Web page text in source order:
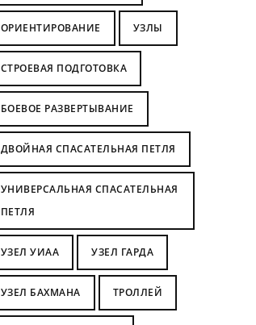
ОРИЕНТИРОВАНИЕ УЗЛЫ
СТРОЕВАЯ ПОДГОТОВКА
БОЕВОЕ РАЗВЕРТЫВАНИЕ
ДВОЙНАЯ СПАСАТЕЛЬНАЯ ПЕТЛЯ
УНИВЕРСАЛЬНАЯ СПАСАТЕЛЬНАЯ
ПЕТЛЯ
УЗЕЛ УИАА УЗЕЛ ГАРДА
УЗЕЛ БАХМАНА ТРОЛЛЕЙ